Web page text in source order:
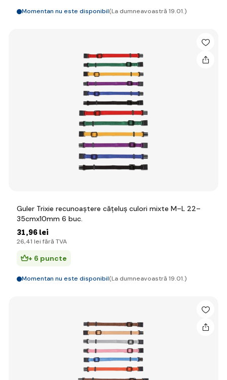
Momentan nu este disponibil(La dumneavoastră 19.01.)
Guler Trixie recunoaștere cățeluș culori mixte M–L 22–
35cmx10mm 6 buc.
31,96 lei
26,41 lei fără TVA
+ 6 puncte
Momentan nu este disponibil(La dumneavoastră 19.01.)